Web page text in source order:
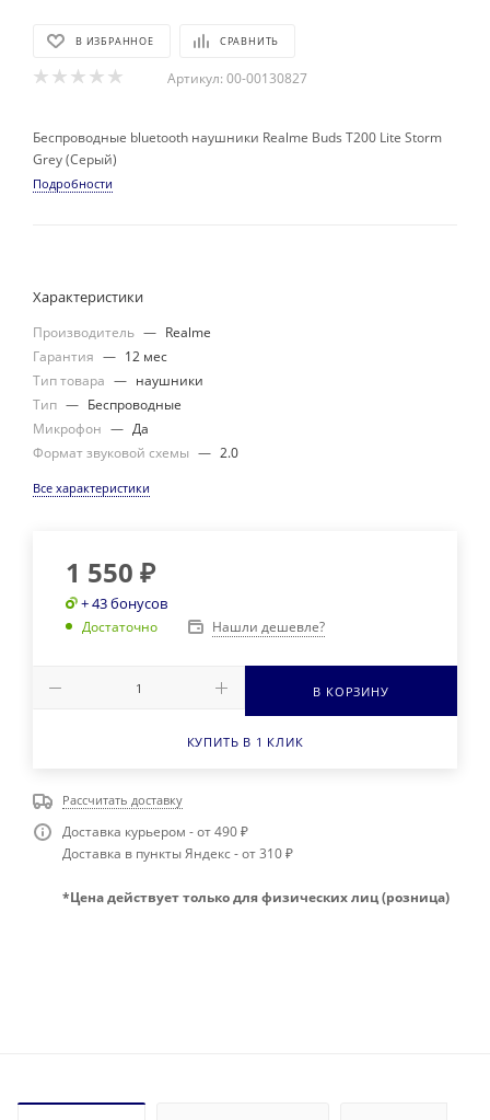
В ИЗБРАННОЕ СРАВНИТЬ
Артикул: 00-00130827
Беспроводные bluetooth наушники Realme Buds T200 Lite Storm
Grey (Серый)
Подробности
Характеристики
Производитель — Realme
Гарантия — 12 мес
Тип товара — наушники
Тип — Беспроводные
Микрофон — Да
Формат звуковой схемы — 2.0
Все характеристики
1 550 ₽
+ 43 бонусов
Достаточно Нашли дешевле?
В КОРЗИНУ
КУПИТЬ В 1 КЛИК
Рассчитать доставку
Доставка курьером - от 490 ₽
Доставка в пункты Яндекс - от 310 ₽
*Цена действует только для физических лиц (розница)